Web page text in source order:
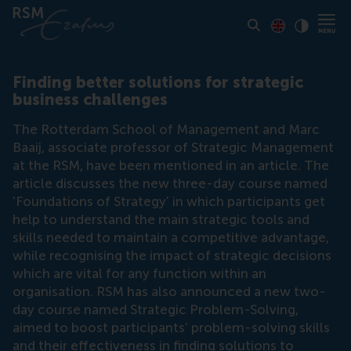
Finding better solutions for strategic
business challenges
The Rotterdam School of Management and Marc
Baaij, associate professor of Strategic Management
at the RSM, have been mentioned in an article. The
article discusses the new three-day course named
'Foundations of Strategy' in which participants get
help to understand the main strategic tools and
skills needed to maintain a competitive advantage,
while recognising the impact of strategic decisions
which are vital for any function within an
organisation. RSM has also announced a new two-
day course named Strategic Problem-Solving,
aimed to boost participants’ problem-solving skills
and their effectiveness in finding solutions to